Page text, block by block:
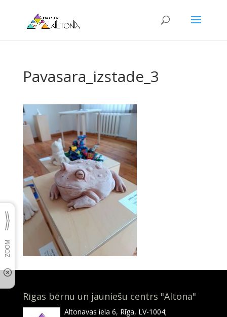
Pavasara_izstade_3
Rīgas bērnu un jauniešu centrs "Altona"
Altonavas iela 6, Rīga, LV-1004;